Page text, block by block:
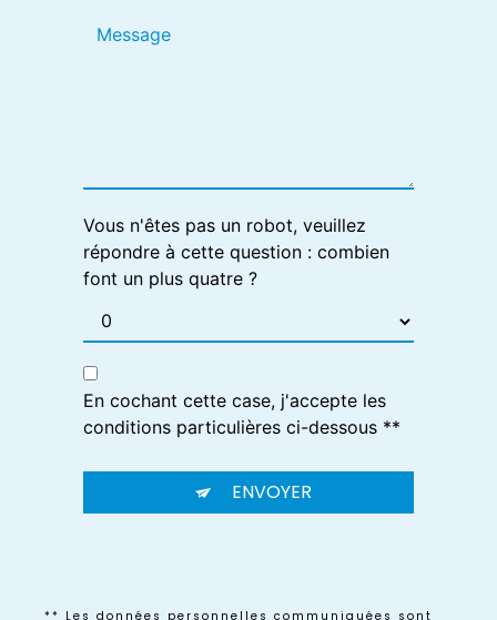
Vous n'êtes pas un robot, veuillez
répondre à cette question : combien
font un plus quatre ?
En cochant cette case, j'accepte les
conditions particulières ci-dessous **
ENVOYER
** Les données personnelles communiquées sont